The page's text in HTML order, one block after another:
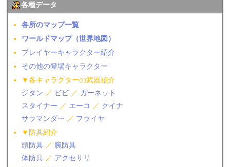
各種データ
各所のマップ一覧
ワールドマップ（世界地図）
プレイヤーキャラクター紹介
その他の登場キャラクター
▼各キャラクターの武器紹介
ジタン ／ ビビ ／ ガーネット
スタイナー ／ エーコ ／ クイナ
サラマンダー ／ フライヤ
▼防具紹介
頭防具 ／ 腕防具
体防具 ／ アクセサリ